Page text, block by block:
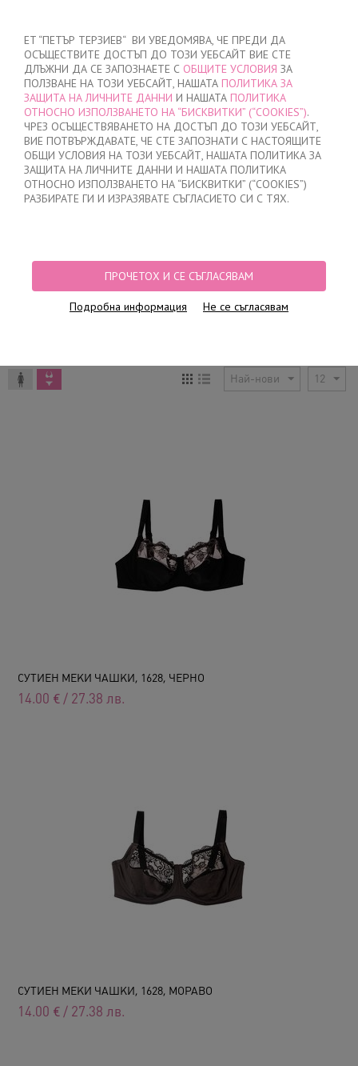
ET “ПЕТЪР ТЕРЗИЕВ“ ВИ УВЕДОМЯВА, ЧЕ ПРЕДИ ДА
ОСЪЩЕСТВИТЕ ДОСТЪП ДО ТОЗИ УЕБСАЙТ ВИЕ СТЕ
ДЛЪЖНИ ДА СЕ ЗАПОЗНАЕТЕ С ОБЩИТЕ УСЛОВИЯ ЗА
ПОЛЗВАНЕ НА ТОЗИ УЕБСАЙТ, НАШАТА ПОЛИТИКА ЗА
ЗАЩИТА НА ЛИЧНИТЕ ДАННИ И НАШАТА ПОЛИТИКА
ОТНОСНО ИЗПОЛЗВАНЕТО НА “БИСКВИТКИ” (“COOKIES”).
ЧРЕЗ ОСЪЩЕСТВЯВАНЕТО НА ДОСТЪП ДО ТОЗИ УЕБСАЙТ,
ВИЕ ПОТВЪРЖДАВАТЕ, ЧЕ СТЕ ЗАПОЗНАТИ С НАСТОЯЩИТЕ
ОБЩИ УСЛОВИЯ НА ТОЗИ УЕБСАЙТ, НАШАТА ПОЛИТИКА ЗА
ЗАЩИТА НА ЛИЧНИТЕ ДАННИ И НАШАТА ПОЛИТИКА
ОТНОСНО ИЗПОЛЗВАНЕТО НА “БИСКВИТКИ” (“COOKIES”)
РАЗБИРАТЕ ГИ И ИЗРАЗЯВАТЕ СЪГЛАСИЕТО СИ С ТЯХ.
ПРОЧЕТОХ И СЕ СЪГЛАСЯВАМ
Подробна информация Не се съгласявам
МОЯТА ПОРЪЧКА
няма добавени продукти
НАЧАЛО / ДАМСКО / ГОЛЕМИ РАЗМЕРИ / СУТИЕНИ / МЕКИ ЧАШКИ
МЕКИ ЧАШКИ
Дамски сутиени с меки чашки представени в размери от 80D до
Най-нови 12
СУТИЕН МЕКИ ЧАШКИ, 1628, ЧЕРНО
14.00 € / 27.38 лв.
СУТИЕН МЕКИ ЧАШКИ, 1628, МОРАВО
14.00 € / 27.38 лв.